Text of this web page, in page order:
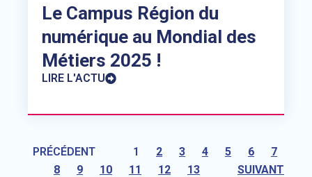
Le Campus Région du
numérique au Mondial des
Métiers 2025 !
LIRE L'ACTU
PRÉCÉDENT 1 2 3 4 5 6
7
8
9 10 11 12 13 SUIVANT